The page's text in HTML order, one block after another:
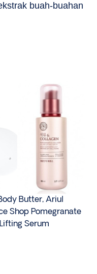
buah-buahan
Butter, Ariul
Shop Pomegranate
Serum